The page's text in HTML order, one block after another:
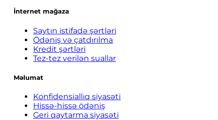
İnternet mağaza
Saytın istifadə şərtləri
Ödəniş və çatdırılma
Kredit şərtləri
Tez-tez verilən suallar
Məlumat
Konfidensiallıq siyasəti
Hissə-hissə ödəniş
Geri qaytarma siyasəti